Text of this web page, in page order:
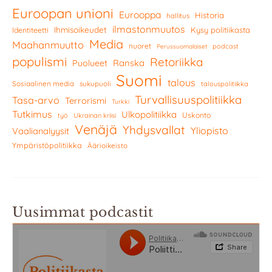
Euroopan unioni Eurooppa hallitus Historia
Identiteetti Ihmisoikeudet ilmastonmuutos Kysy politiikasta
Maahanmuutto Media nuoret Perussuomalaiset podcast
populismi Puolueet Ranska Retoriikka
Sosiaalinen media sukupuoli Suomi talous talouspolitiikka
Tasa-arvo Terrorismi Turkki Turvallisuuspolitiikka
Tutkimus työ Ukrainan kriisi Ulkopolitiikka Uskonto
Vaalianalyysit Venäjä Yhdysvallat Yliopisto
Ympäristöpolitiikka Äärioikeisto
Uusimmat podcastit